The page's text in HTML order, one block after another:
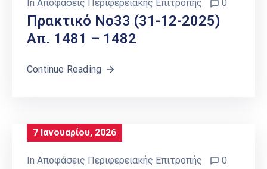
Έργα
Δράσεις
Ψηφιακές
In Αποφάσεις Περιφερειακής Επιτροπής 0
Πρακτικό Νο33 (31-12-2025)
Απ. 1481 – 1482
Continue Reading
7 Ιανουαρίου, 2026
In Αποφάσεις Περιφερειακής Επιτροπής 0